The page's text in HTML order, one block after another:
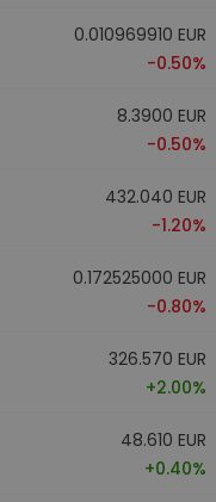
0.010969910 EUR
-0.50%
8.3900 EUR
-0.50%
432.040 EUR
-1.20%
0.172525000 EUR
-0.80%
326.570 EUR
+2.00%
48.610 EUR
+0.40%